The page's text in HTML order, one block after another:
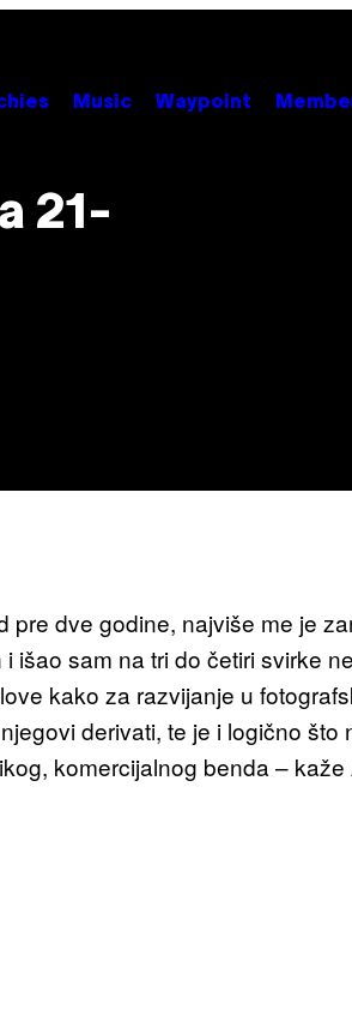
Music Waypoint
21-
dve godine, najviše me je
išao sam na tri do četiri svirke
kako za razvijanje u
derivati, te je i logično što
komercijalnog benda – kaže